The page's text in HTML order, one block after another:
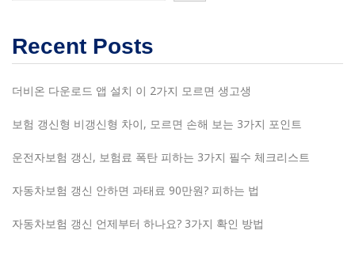
Recent Posts
더비온 다운로드 앱 설치 이 2가지 모르면 생고생
보험 갱신형 비갱신형 차이, 모르면 손해 보는 3가지 포인트
운전자보험 갱신, 보험료 폭탄 피하는 3가지 필수 체크리스트
자동차보험 갱신 안하면 과태료 90만원? 피하는 법
자동차보험 갱신 언제부터 하나요? 3가지 확인 방법